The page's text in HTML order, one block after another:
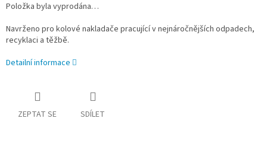
Položka byla vyprodána…
Navrženo pro kolové nakladače pracující v nejnáročnějších odpadech,
recyklaci a těžbě.
Detailní informace
ZEPTAT SE SDÍLET